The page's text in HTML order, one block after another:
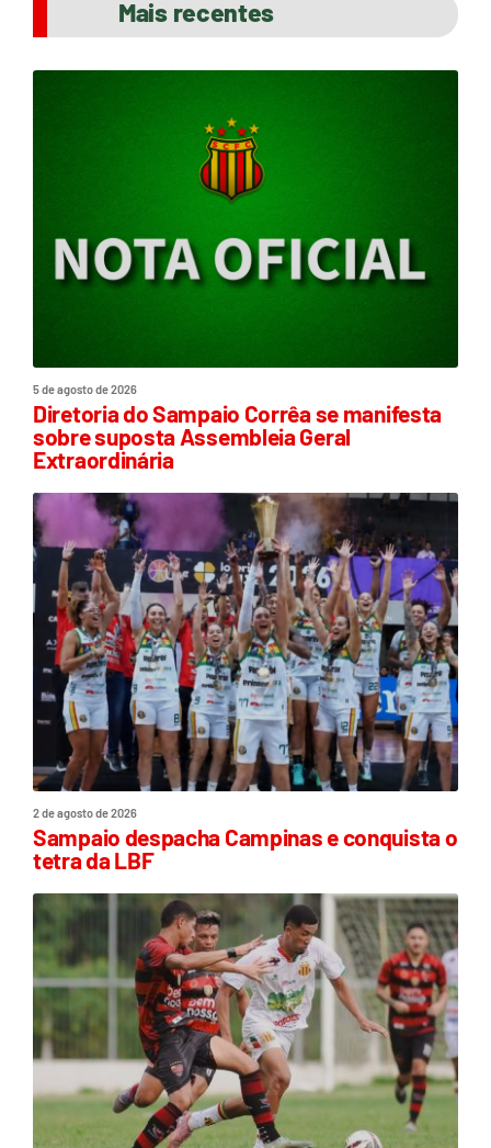
Mais recentes
5 de agosto de 2026
Diretoria do Sampaio Corrêa se manifesta
sobre suposta Assembleia Geral
Extraordinária
2 de agosto de 2026
Sampaio despacha Campinas e conquista o
tetra da LBF